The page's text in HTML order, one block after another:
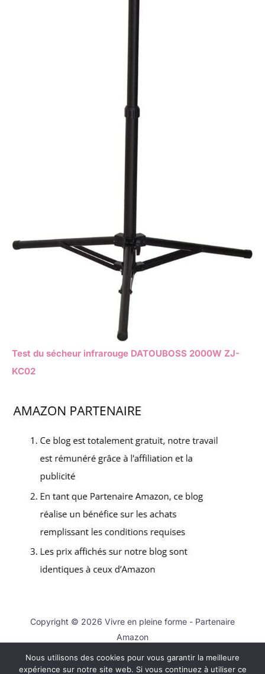
Test du sécheur infrarouge DATOUBOSS 2000W ZJ-
KC02
Copyright © 2026 Vivre en pleine forme - Partenaire
Amazon
Contact
Nous utilisons des cookies pour vous garantir la meilleure
expérience sur notre site web. Si vous continuez à utiliser ce